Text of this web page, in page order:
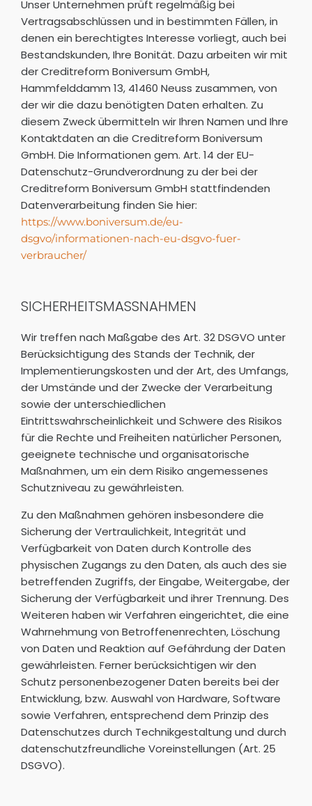
Unser Unternehmen prüft regelmäßig bei
Vertragsabschlüssen und in bestimmten Fällen, in
denen ein berechtigtes Interesse vorliegt, auch bei
Bestandskunden, Ihre Bonität. Dazu arbeiten wir mit
der Creditreform Boniversum GmbH,
Hammfelddamm 13, 41460 Neuss zusammen, von
der wir die dazu benötigten Daten erhalten. Zu
diesem Zweck übermitteln wir Ihren Namen und Ihre
Kontaktdaten an die Creditreform Boniversum
GmbH. Die Informationen gem. Art. 14 der EU-
Datenschutz-Grundverordnung zu der bei der
Creditreform Boniversum GmbH stattfindenden
Datenverarbeitung finden Sie hier:
https://www.boniversum.de/eu-
dsgvo/informationen-nach-eu-dsgvo-fuer-
verbraucher/
SICHERHEITSMASSNAHMEN
Wir treffen nach Maßgabe des Art. 32 DSGVO unter
Berücksichtigung des Stands der Technik, der
Implementierungskosten und der Art, des Umfangs,
der Umstände und der Zwecke der Verarbeitung
sowie der unterschiedlichen
Eintrittswahrscheinlichkeit und Schwere des Risikos
für die Rechte und Freiheiten natürlicher Personen,
geeignete technische und organisatorische
Maßnahmen, um ein dem Risiko angemessenes
Schutzniveau zu gewährleisten.
Zu den Maßnahmen gehören insbesondere die
Sicherung der Vertraulichkeit, Integrität und
Verfügbarkeit von Daten durch Kontrolle des
physischen Zugangs zu den Daten, als auch des sie
betreffenden Zugriffs, der Eingabe, Weitergabe, der
Sicherung der Verfügbarkeit und ihrer Trennung. Des
Weiteren haben wir Verfahren eingerichtet, die eine
Wahrnehmung von Betroffenenrechten, Löschung
von Daten und Reaktion auf Gefährdung der Daten
gewährleisten. Ferner berücksichtigen wir den
Schutz personenbezogener Daten bereits bei der
Entwicklung, bzw. Auswahl von Hardware, Software
sowie Verfahren, entsprechend dem Prinzip des
Datenschutzes durch Technikgestaltung und durch
datenschutzfreundliche Voreinstellungen (Art. 25
DSGVO).